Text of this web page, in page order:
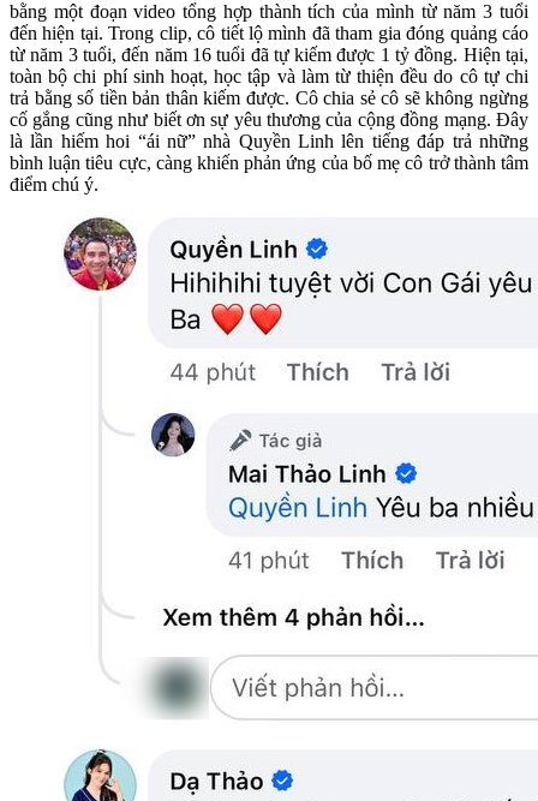
bằng một đoạn video tổng hợp thành tích của mình từ năm 3 tuổi
đến hiện tại. Trong clip, cô tiết lộ mình đã tham gia đóng quảng cáo
từ năm 3 tuổi, đến năm 16 tuổi đã tự kiếm được 1 tỷ đồng. Hiện tại,
toàn bộ chi phí sinh hoạt, học tập và làm từ thiện đều do cô tự chi
trả bằng số tiền bản thân kiếm được. Cô chia sẻ cô sẽ không ngừng
cố gắng cũng như biết ơn sự yêu thương của cộng đồng mạng. Đây
là lần hiếm hoi “ái nữ” nhà Quyền Linh lên tiếng đáp trả những
bình luận tiêu cực, càng khiến phản ứng của bố mẹ cô trở thành tâm
điểm chú ý.